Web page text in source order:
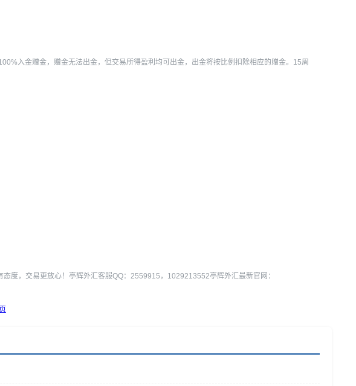
入金赠金，赠金无法出金，但交易所得盈利均可出金，出金将按比例扣除相应的赠金。15周
度，交易更放心！亭辉外汇客服QQ：2559915，1029213552亭辉外汇最新官网：